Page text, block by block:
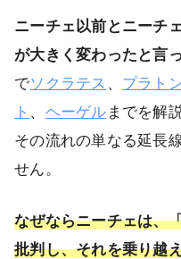
ニーチェ以前とニーチ
が大きく変わったと言
でソクラテス 、 プラト
ト 、 ヘーゲル までを解
その流れの単なる延長
せん。
なぜならニーチェは、
批判し、それを乗り越